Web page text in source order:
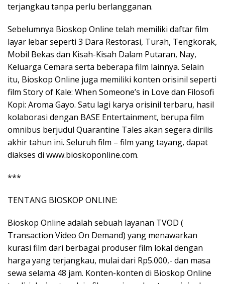
terjangkau tanpa perlu berlangganan.
Sebelumnya Bioskop Online telah memiliki daftar film
layar lebar seperti 3 Dara Restorasi, Turah, Tengkorak,
Mobil Bekas dan Kisah-Kisah Dalam Putaran, Nay,
Keluarga Cemara serta beberapa film lainnya. Selain
itu, Bioskop Online juga memiliki konten orisinil seperti
film Story of Kale: When Someone’s in Love dan Filosofi
Kopi: Aroma Gayo. Satu lagi karya orisinil terbaru, hasil
kolaborasi dengan BASE Entertainment, berupa film
omnibus berjudul Quarantine Tales akan segera dirilis
akhir tahun ini. Seluruh film – film yang tayang, dapat
diakses di ​www.bioskoponline.com​.
***
TENTANG BIOSKOP ONLINE:
Bioskop Online adalah sebuah layanan TVOD (​
Transaction Video On Demand​) yang menawarkan
kurasi film dari berbagai produser film lokal dengan
harga yang terjangkau, mulai dari Rp5.000,- dan masa
sewa selama 48 jam. Konten-konten di Bioskop Online